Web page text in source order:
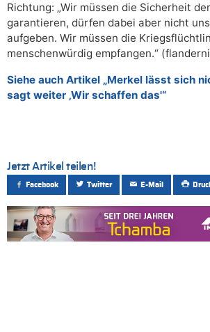
Richtung: „Wir müssen die Sicherheit
garantieren, dürfen dabei aber nicht
aufgeben. Wir müssen die
menschenwürdig empfangen.“
Siehe auch Artikel „Merkel lässt sich
sagt weiter ‚Wir schaffen das'“
Jetzt Artikel teilen!
Facebook Twitter E-Mail